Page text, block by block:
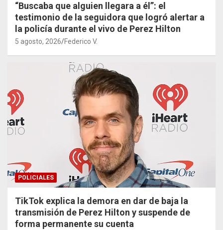
“Buscaba que alguien llegara a él”: el
testimonio de la seguidora que logró alertar a
la policía durante el vivo de Perez Hilton
5 agosto, 2026 Federico V.
POLICIALES
TikTok explica la demora en dar de baja la
transmisión de Perez Hilton y suspende de
forma permanente su cuenta